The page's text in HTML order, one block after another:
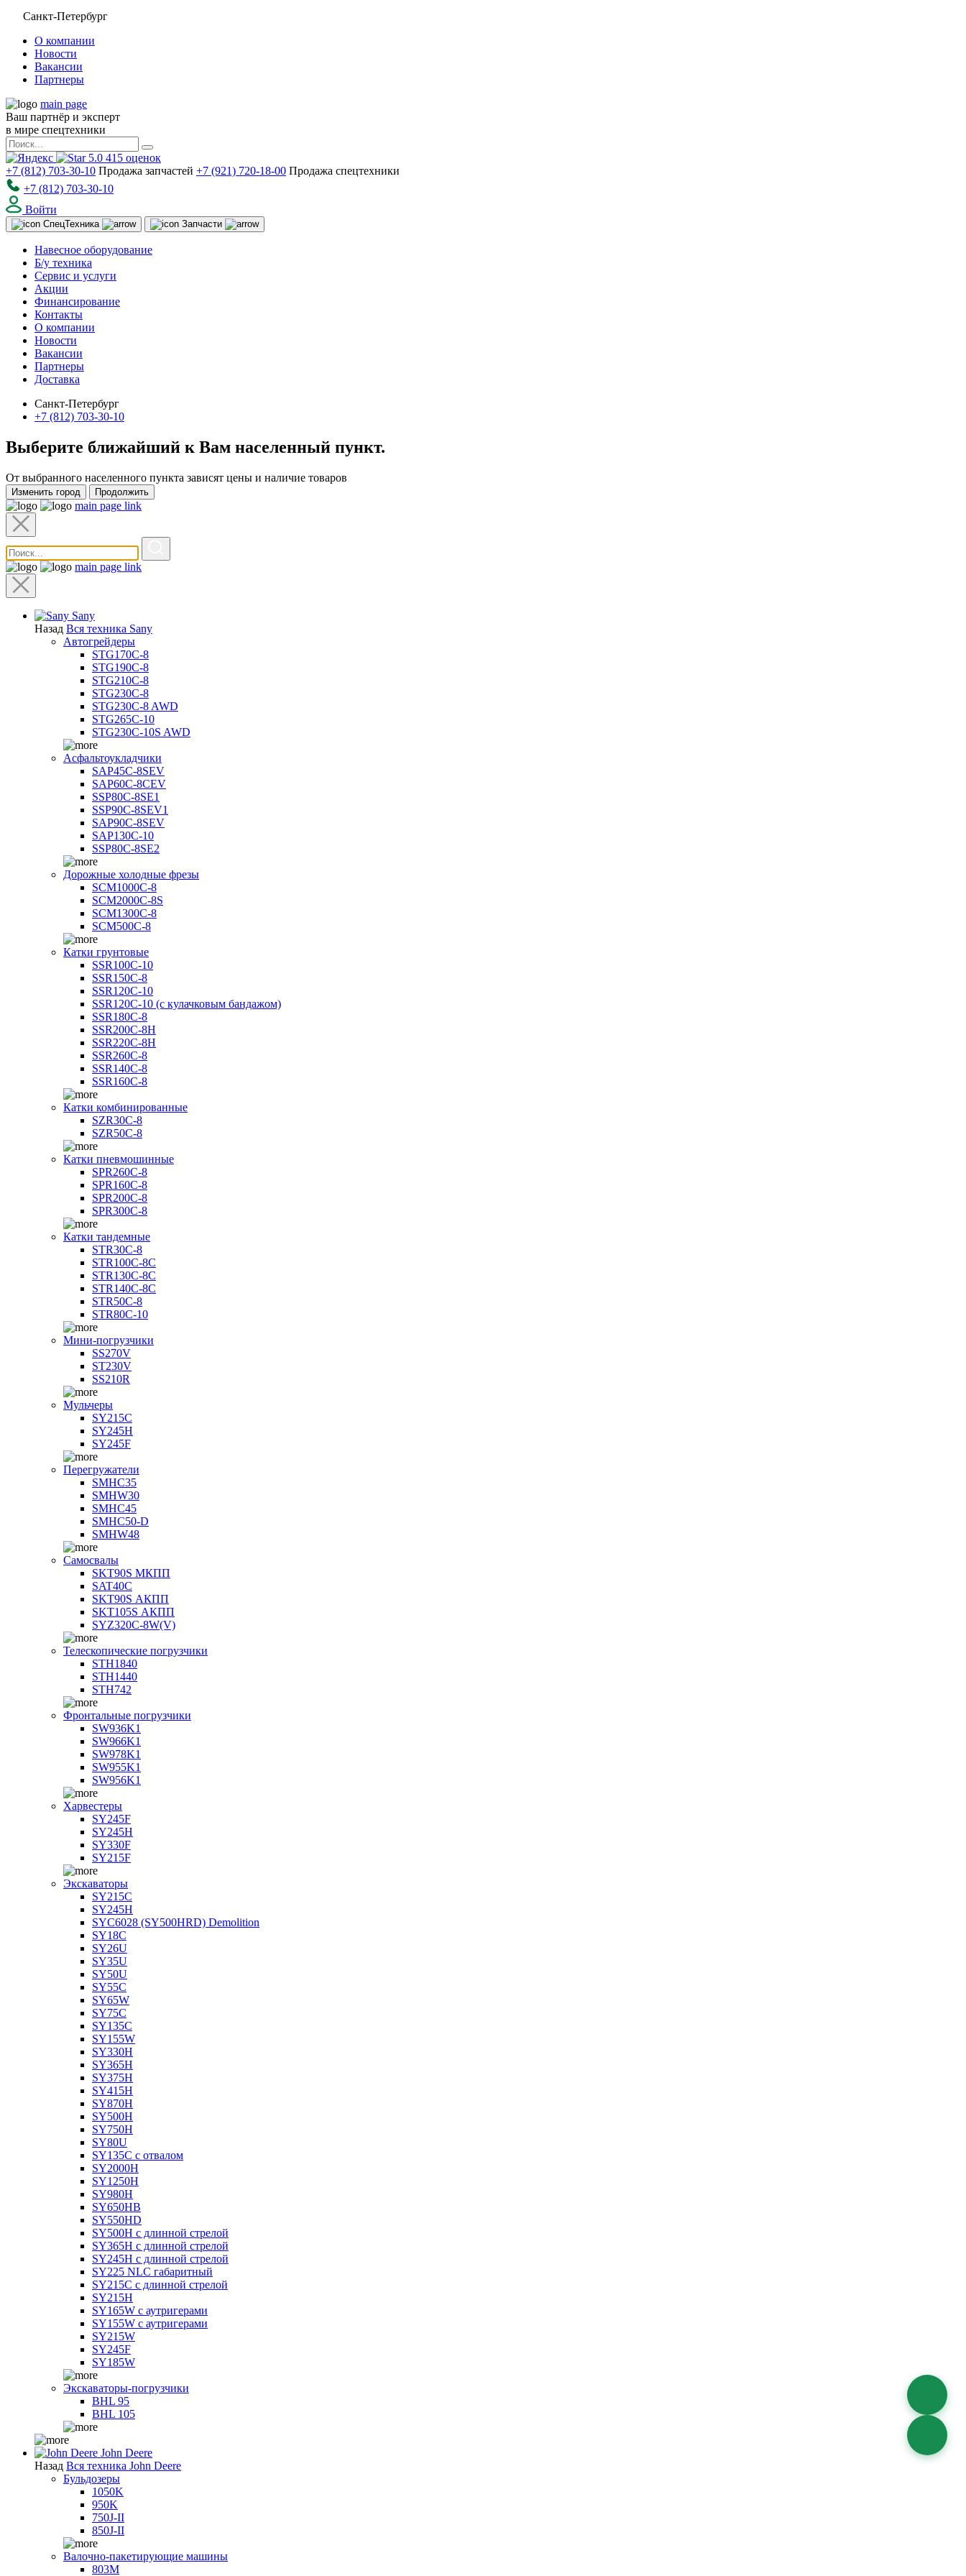
Санкт-Петербург
О компании
Новости
Вакансии
Партнеры
main page
Ваш партнёр и эксперт
в мире спецтехники
5.0 415 оценок
+7 (812) 703-30-10 Продажа запчастей +7 (921) 720-18-00 Продажа спецтехники
+7 (812) 703-30-10
Войти
СпецТехника Запчасти
Навесное оборудование
Б/у техника
Сервис и услуги
Акции
Финансирование
Контакты
О компании
Новости
Вакансии
Партнеры
Доставка
Санкт-Петербург
+7 (812) 703-30-10
Выберите ближайший к Вам населенный пункт.
От выбранного населенного пункта зависят цены и наличие товаров
Изменить город Продолжить
main page link
main page link
Sany
Назад Вся техника Sany
Автогрейдеры
STG170C-8
STG190C-8
STG210C-8
STG230C-8
STG230C-8 AWD
STG265C-10
STG230C-10S AWD
Асфальтоукладчики
SAP45С-8SEV
SAP60C-8CEV
SSP80C-8SE1
SSP90C-8SEV1
SAP90C-8SEV
SAP130C-10
SSP80C-8SE2
Дорожные холодные фрезы
SCM1000C-8
SCM2000C-8S
SCM1300C-8
SCM500C-8
Катки грунтовые
SSR100C-10
SSR150C-8
SSR120C-10
SSR120C-10 (с кулачковым бандажом)
SSR180C-8
SSR200C-8H
SSR220C-8H
SSR260C-8
SSR140C-8
SSR160C-8
Катки комбинированные
SZR30C-8
SZR50C-8
Катки пневмошинные
SPR260C-8
SPR160C-8
SPR200C-8
SPR300C-8
Катки тандемные
STR30C-8
STR100C-8С
STR130C-8С
STR140C-8С
STR50C-8
STR80C-10
Мини-погрузчики
SS270V
ST230V
SS210R
Мульчеры
SY215C
SY245H
SY245F
Перегружатели
SMHC35
SMHW30
SMHC45
SMHC50-D
SMHW48
Самосвалы
SKT90S МКПП
SAT40C
SKT90S АКПП
SKT105S АКПП
SYZ320C-8W(V)
Телескопические погрузчики
STH1840
STH1440
STH742
Фронтальные погрузчики
SW936K1
SW966K1
SW978K1
SW955K1
SW956K1
Харвестеры
SY245F
SY245H
SY330F
SY215F
Экскаваторы
SY215C
SY245H
SYC6028 (SY500HRD) Demolition
SY18C
SY26U
SY35U
SY50U
SY55C
SY65W
SY75C
SY135C
SY155W
SY330H
SY365H
SY375H
SY415H
SY870H
SY500H
SY750H
SY80U
SY135C с отвалом
SY2000H
SY1250H
SY980H
SY650HB
SY550HD
SY500H с длинной стрелой
SY365H с длинной стрелой
SY245H с длинной стрелой
SY225 NLC габаритный
SY215C с длинной стрелой
SY215H
SY165W с аутригерами
SY155W с аутригерами
SY215W
SY245F
SY185W
Экскаваторы-погрузчики
BHL 95
BHL 105
John Deere
Назад Вся техника John Deere
Бульдозеры
1050K
950K
750J-II
850J-II
Валочно-пакетирующие машины
803M